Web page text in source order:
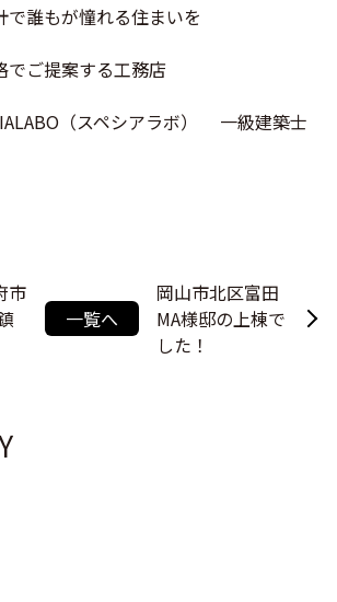
で誰もが憧れる住まいを
でご提案する工務店
（スペシアラボ） 一級建築士
市
一覧へ
岡山市北区富田
MA様邸の上棟で
した！